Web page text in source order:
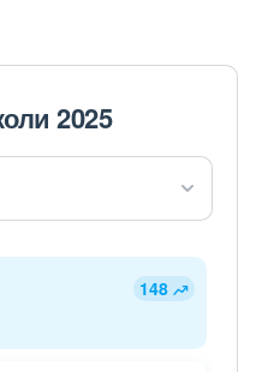
2025
148